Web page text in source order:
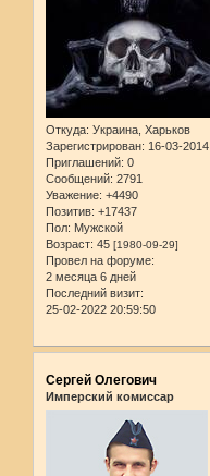
Откуда: Украина, Харьков
Зарегистрирован: 16-03-2014
Приглашений: 0
Сообщений: 2791
Уважение: +4490
Позитив: +17437
Пол: Мужской
Возраст: 45 [1980-09-29]
Провел на форуме:
2 месяца 6 дней
Последний визит:
25-02-2022 20:59:50
Сергей Олегович
Имперский комиссар